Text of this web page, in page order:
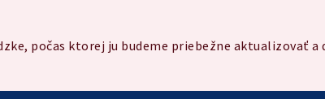
počas ktorej ju budeme priebežne aktualizovať